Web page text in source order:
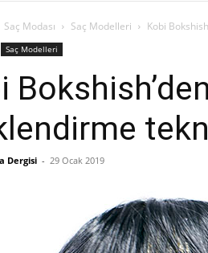
Saç Modası Saç Modelleri Kobi
Saç Modelleri
Dergisi - 29 Ocak 2019